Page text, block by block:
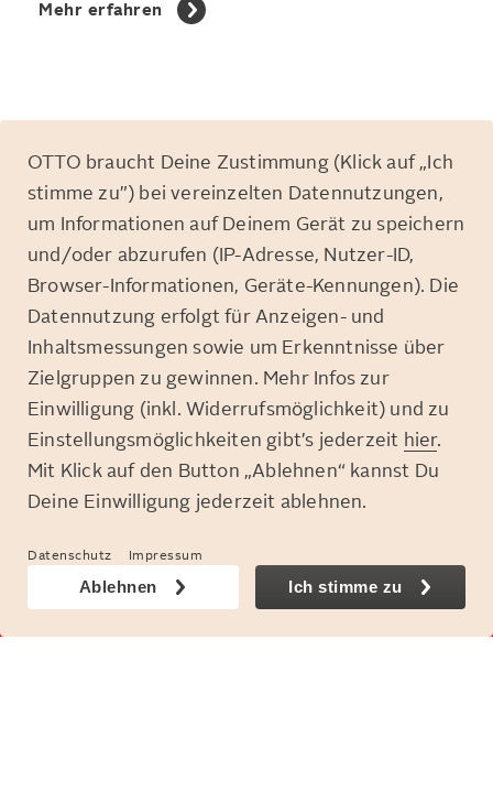
Mehr erfahren
OTTO braucht Deine Zustimmung (Klick auf „Ich
stimme zu”) bei vereinzelten Datennutzungen,
um Informationen auf Deinem Gerät zu speichern
und/oder abzurufen (IP-Adresse, Nutzer-ID,
Browser-Informationen, Geräte-Kennungen). Die
Datennutzung erfolgt für Anzeigen- und
Inhaltsmessungen sowie um Erkenntnisse über
Zielgruppen zu gewinnen. Mehr Infos zur
Einwilligung (inkl. Widerrufsmöglichkeit) und zu
Einstellungsmöglichkeiten gibt’s jederzeit hier.
Mit Klick auf den Button „Ablehnen“ kannst Du
Deine Einwilligung jederzeit ablehnen.
Datenschutz Impressum
Ablehnen Ich stimme zu